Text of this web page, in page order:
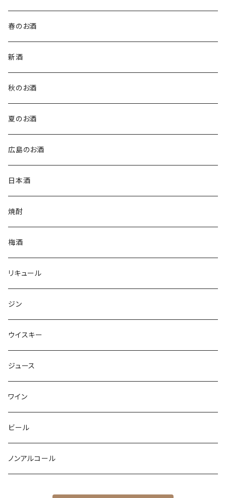
春のお酒
新酒
秋のお酒
夏のお酒
広島のお酒
日本酒
焼酎
梅酒
リキュール
ジン
ウイスキー
ジュース
ワイン
ビール
ノンアルコール